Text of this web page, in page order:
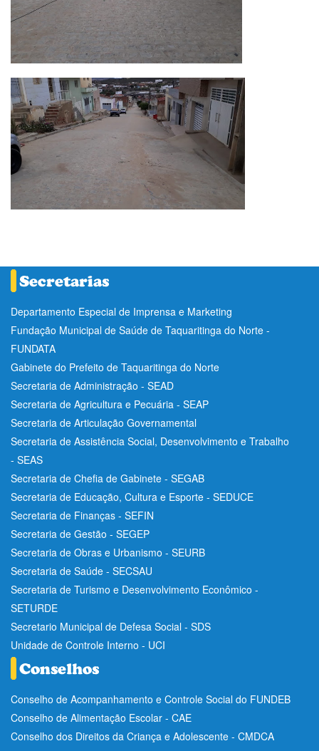
Departamento Especial de Imprensa e Marketing
Fundação Municipal de Saúde de Taquaritinga do Norte -
FUNDATA
Gabinete do Prefeito de Taquaritinga do Norte
Secretaria de Administração - SEAD
Secretaria de Agricultura e Pecuária - SEAP
Secretaria de Articulação Governamental
Secretaria de Assistência Social, Desenvolvimento e Trabalho
- SEAS
Secretaria de Chefia de Gabinete - SEGAB
Secretaria de Educação, Cultura e Esporte - SEDUCE
Secretaria de Finanças - SEFIN
Secretaria de Gestão - SEGEP
Secretaria de Obras e Urbanismo - SEURB
Secretaria de Saúde - SECSAU
Secretaria de Turismo e Desenvolvimento Econômico -
SETURDE
Secretario Municipal de Defesa Social - SDS
Unidade de Controle Interno - UCI
Conselho de Acompanhamento e Controle Social do FUNDEB
Conselho de Alimentação Escolar - CAE
Conselho dos Direitos da Criança e Adolescente - CMDCA